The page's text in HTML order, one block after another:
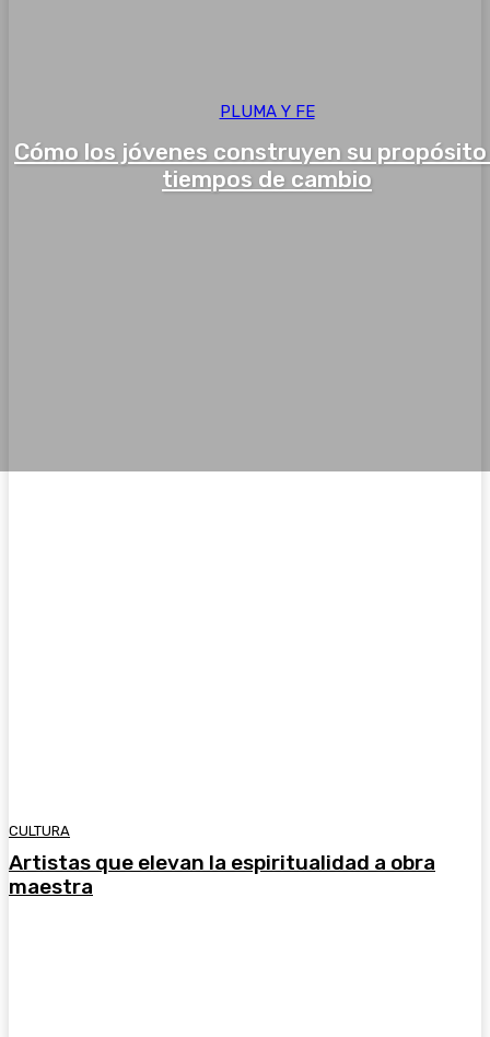
PLUMA Y FE
Cómo los jóvenes construyen su
tiempos de cambio
CULTURA
Artistas que elevan la espiritualidad a obra
maestra